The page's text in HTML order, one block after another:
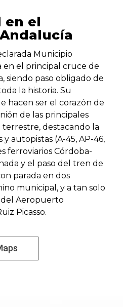
en el
Municipio
en el principal cruce de
siendo paso obligado de
la historia. Su
hacen ser el corazón de
de las principales
destacando la
autopistas (A-45, AP-46,
ferroviarios Córdoba-
y el paso del tren de
parada en dos
municipal, y a tan solo
del Aeropuerto
Picasso.